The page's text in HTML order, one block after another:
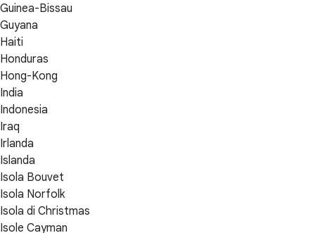
Guinea-Bissau
Guyana
Haiti
Honduras
Hong-Kong
India
Indonesia
Iraq
Irlanda
Islanda
Isola Bouvet
Isola Norfolk
Isola di Christmas
Isole Cayman